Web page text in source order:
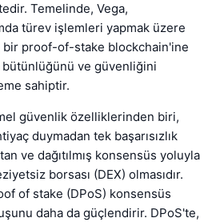
Temelinde, Vega,
türev işlemleri yapmak üzere
bir proof-of-stake blockchain'ine
bütünlüğünü ve güvenliğini
sahiptir.
güvenlik özelliklerinden biri,
duymadan tek başarısızlık
ve dağıtılmış konsensüs yoluyla
borsası (DEX) olmasıdır.
of stake (DPoS) konsensüs
daha da güçlendirir. DPoS'te,